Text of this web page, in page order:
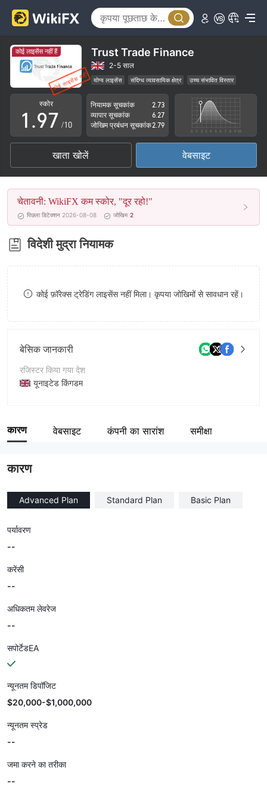
कोई लाइसेंस नहीं हैं Trust Trade Finance
2-5 साल
योग्य लाइसेंस संदिग्ध व्यावसायिक क्षेत्र उच्च संभावित विस्तार
स्कोर
0
1
2
3
4
5
6
7
8
.
5
6
7
8
9
3
4
5
6
7
8
9
/10
नियामक सूचकांक
2.73
व्यापार सूचकांक
6.27
जोखिम प्रबंधन सूचकांक2.79
खाता खोलें वेबसाइट
चेतावनी: WikiFX कम स्कोर, "दूर रहो!"
पिछला डिटेक्शन 2026-08-08 जोखिम 2
विदेशी मुद्रा नियामक
कोई फ़ॉरेक्स ट्रेडिंग लाइसेंस नहीं मिला। कृपया जोखिमों से सावधान रहें।
बेसिक जानकारी
रजिस्टर किया गया देश
यूनाइटेड किंगडम
कंपनी का नाम
कारण वेबसाइट कंपनी का सारांश समीक्षा
कारण
Advanced Plan Standard Plan Basic Plan
पर्यावरण
--
करेंसी
--
अधिकतम लेवरेज
--
सपोर्टेडEA
न्यूनतम डिपॉजिट
$20,000-$1,000,000
न्यूनतम स्प्रेड
--
जमा करने का तरीका
--